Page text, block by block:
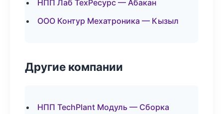
НПП Лаб ТехРесурс — Абакан
ООО Контур Мехатроника — Кызыл
Другие компании
НПП TechPlant Модуль — Сборка